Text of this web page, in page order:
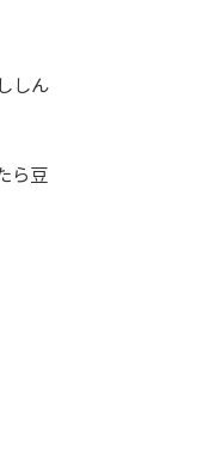
しん
ら豆